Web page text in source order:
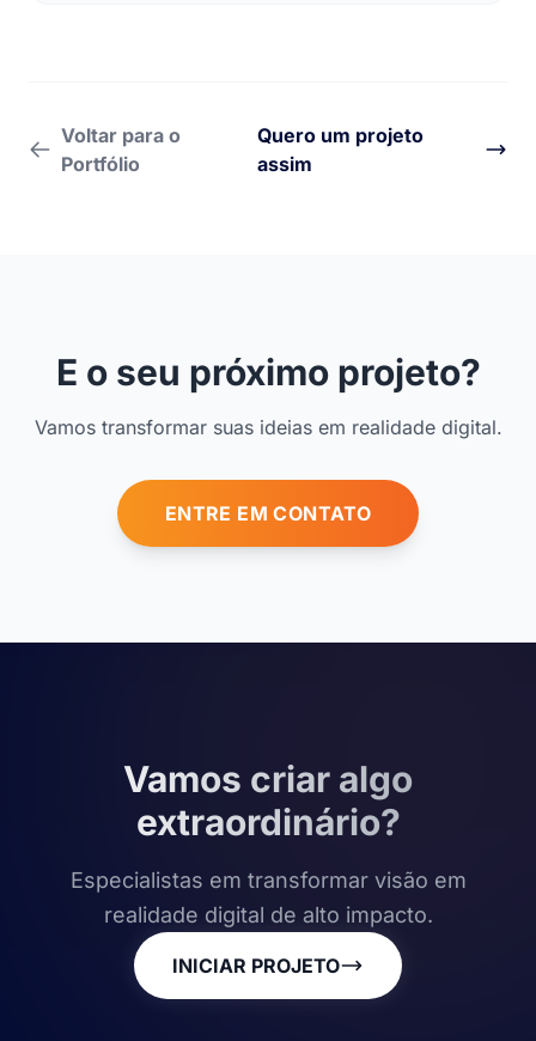
Voltar para o
Portfólio
Quero um projeto
assim
E o seu próximo projeto?
Vamos transformar suas ideias em realidade digital.
ENTRE EM CONTATO
Vamos criar algo
extraordinário?
Especialistas em transformar visão em
realidade digital de alto impacto.
INICIAR PROJETO